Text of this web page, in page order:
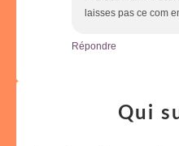
laisses pas ce com
Répondre
Qui